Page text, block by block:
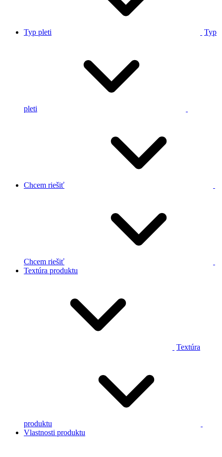
Typ pleti Typ
pleti
Chcem riešiť
Chcem riešiť
Textúra produktu
Textúra
produktu
Vlastnosti produktu